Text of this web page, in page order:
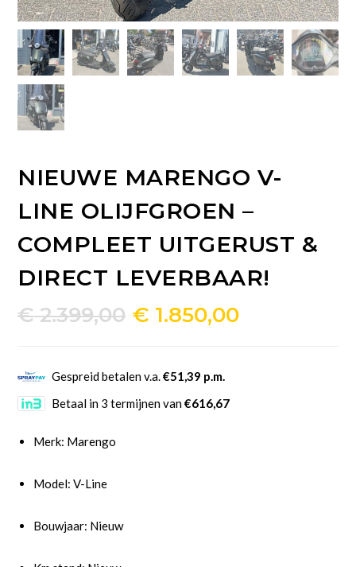
NIEUWE MARENGO V-
LINE OLIJFGROEN –
COMPLEET UITGERUST &
DIRECT LEVERBAAR!
€2.399,00 Oorspronkelijke
was:
€ 2.399,00.
€ 1.850,00Huidige
Gespreid betalen v.a.€51,39 p.m.
Betaal in 3 termijnen van€616,67
Merk: Marengo
Model: V-Line
Bouwjaar: Nieuw